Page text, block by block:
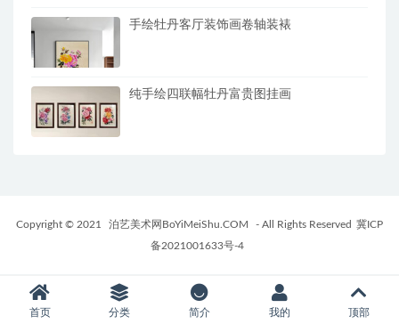
手绘牡丹客厅装饰画卷轴装裱
纯手绘四联幅牡丹富贵图挂画
Copyright © 2021 泊艺美术网BoYiMeiShu.COM - All Rights Reserved 冀ICP
备2021001633号-4
首页 分类 简介 我的 顶部